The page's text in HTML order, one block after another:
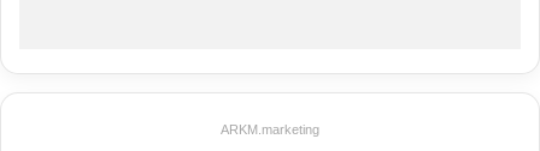
w
e
ARKM.marketing